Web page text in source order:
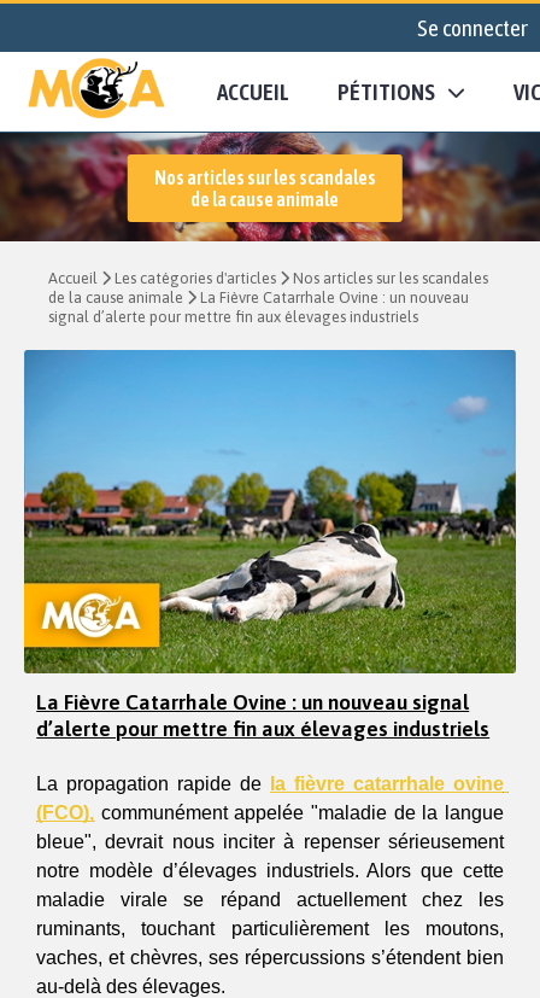
Se connecter
ACCUEIL PÉTITIONS
Nos articles sur les scandales
de la cause animale
Accueil Les catégories d'articles
Nos articles sur les scandales
de la cause animale
La Fièvre Catarrhale Ovine : un nouveau
signal d’alerte pour mettre fin aux élevages industriels
La Fièvre Catarrhale Ovine : un nouveau signal
d’alerte pour mettre fin aux élevages industriels
La propagation rapide de
la fièvre catarrhale ovine
(FCO), communément appelée "maladie de la langue
bleue", devrait nous inciter à repenser sérieusement
notre modèle d’élevages industriels. Alors que cette
maladie virale se répand actuellement chez les
ruminants, touchant particulièrement les moutons,
vaches, et chèvres, ses répercussions s’étendent bien
au-delà des élevages.